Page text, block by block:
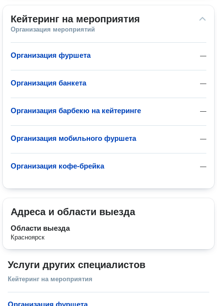
Кейтеринг на мероприятия
Организация мероприятий
—
Организация фуршета
—
Организация банкета
—
Организация барбекю на кейтеринге
—
Организация мобильного фуршета
—
Организация кофе-брейка
Адреса и области выезда
Области выезда
Красноярск
Услуги других специалистов
Кейтеринг на мероприятия
Организация фуршета